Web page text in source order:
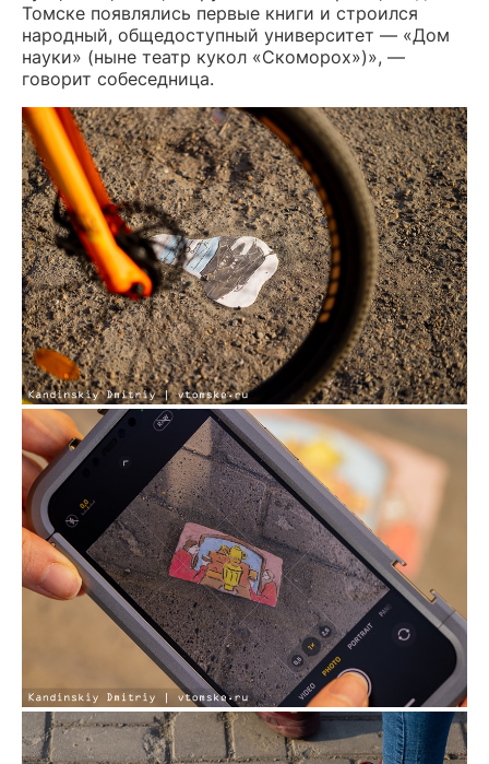
Томске появлялись первые книги и строился
народный, общедоступный университет — «Дом
науки» (ныне театр кукол «Скоморох»)», —
говорит собеседница.